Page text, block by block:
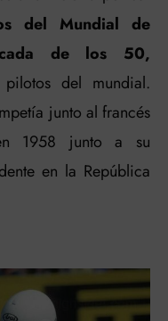
del Mundial de
de los 50,
del mundial.
junto al francés
1958 junto a su
en la República